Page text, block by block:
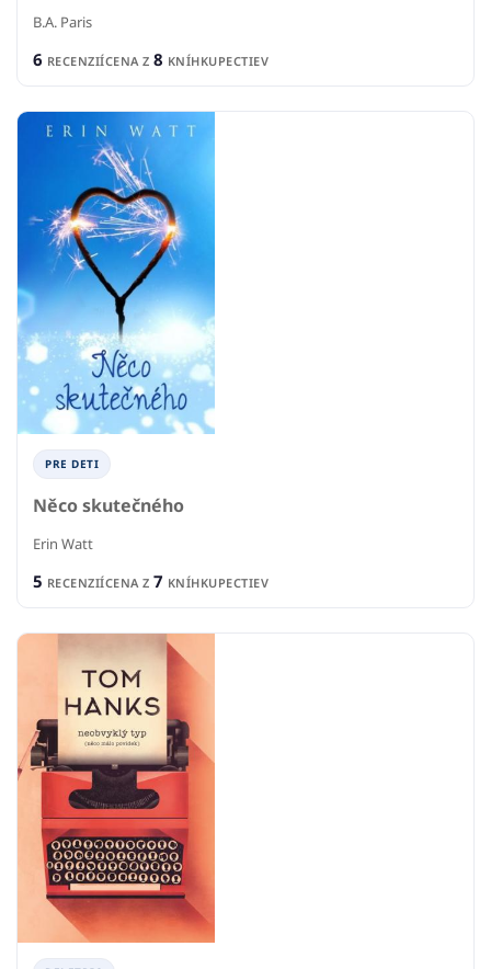
B.A. Paris
6 RECENZIÍCENA Z 8 KNÍHKUPECTIEV
PRE DETI
Něco skutečného
Erin Watt
5 RECENZIÍCENA Z 7 KNÍHKUPECTIEV